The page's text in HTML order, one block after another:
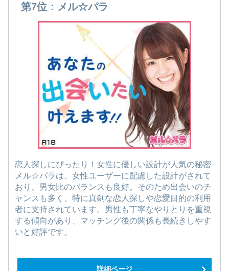
第7位：メル☆パラ
恋人探しにぴったり！女性に優しい設計が人気の秘密
メル☆パラは、女性ユーザーに配慮した設計がされて
おり、男女比のバランスも良好。そのため出会いのチ
ャンスも多く、特に真剣な恋人探しや恋愛目的の利用
者に支持されています。男性も丁寧なやりとりを重視
する傾向があり、マッチング後の関係も長続きしやす
いと好評です。
詳細ページ